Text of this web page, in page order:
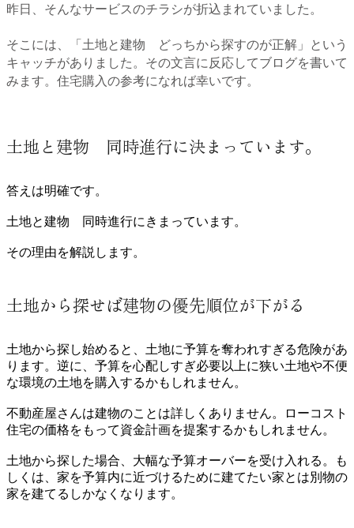
昨日、そんなサービスのチラシが折込まれていました。
そこには、「土地と建物 どっちから探すのが正解」という
キャッチがありました。その文言に反応してブログを書いて
みます。住宅購入の参考になれば幸いです。
土地と建物 同時進行に決まっています。
答えは明確です。
土地と建物 同時進行にきまっています。
その理由を解説します。
土地から探せば建物の優先順位が下がる
土地から探し始めると、土地に予算を奪われすぎる危険があ
ります。逆に、予算を心配しすぎ必要以上に狭い土地や不便
な環境の土地を購入するかもしれません。
不動産屋さんは建物のことは詳しくありません。ローコスト
住宅の価格をもって資金計画を提案するかもしれません。
土地から探した場合、大幅な予算オーバーを受け入れる。も
しくは、家を予算内に近づけるために建てたい家とは別物の
家を建てるしかなくなります。